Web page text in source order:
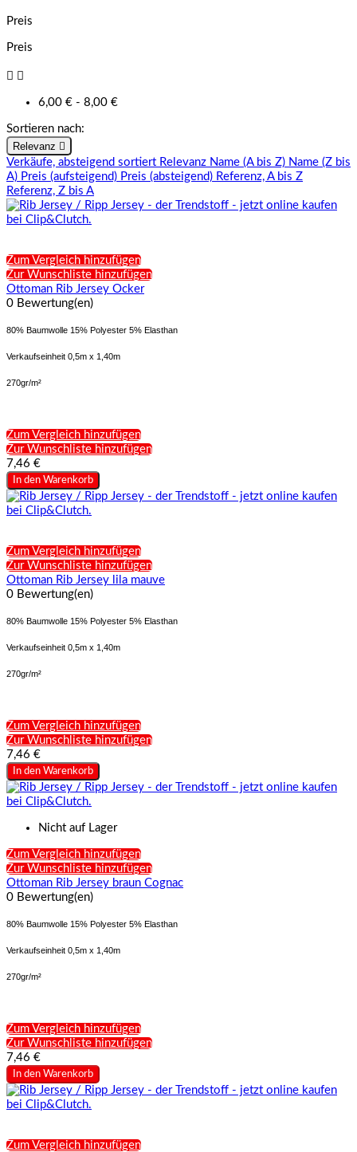
Preis
Preis
 
6,00 € - 8,00 €
Sortieren nach:
Relevanz 
Verkäufe, absteigend sortiert Relevanz Name (A bis Z) Name (Z bis
A) Preis (aufsteigend) Preis (absteigend) Referenz, A bis Z
Referenz, Z bis A
Zum Vergleich hinzufügen
Zur Wunschliste hinzufügen
Ottoman Rib Jersey Ocker
0 Bewertung(en)
80% Baumwolle 15% Polyester 5% Elasthan
Verkaufseinheit 0,5m x 1,40m
270gr/m²
Zum Vergleich hinzufügen
Zur Wunschliste hinzufügen
7,46 €
In den Warenkorb
Zum Vergleich hinzufügen
Zur Wunschliste hinzufügen
Ottoman Rib Jersey lila mauve
0 Bewertung(en)
80% Baumwolle 15% Polyester 5% Elasthan
Verkaufseinheit 0,5m x 1,40m
270gr/m²
Zum Vergleich hinzufügen
Zur Wunschliste hinzufügen
7,46 €
In den Warenkorb
Nicht auf Lager
Zum Vergleich hinzufügen
Zur Wunschliste hinzufügen
Ottoman Rib Jersey braun Cognac
0 Bewertung(en)
80% Baumwolle 15% Polyester 5% Elasthan
Verkaufseinheit 0,5m x 1,40m
270gr/m²
Zum Vergleich hinzufügen
Zur Wunschliste hinzufügen
7,46 €
In den Warenkorb
Zum Vergleich hinzufügen